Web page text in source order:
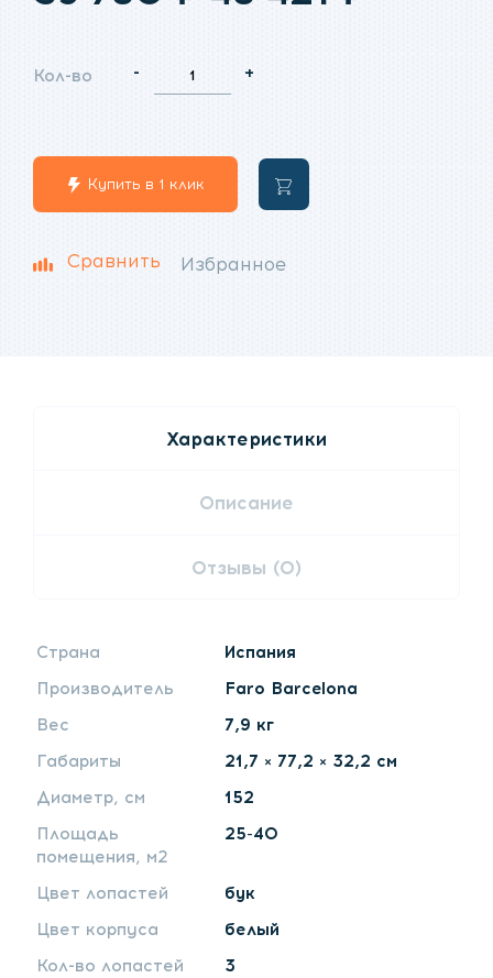
Характеристики
Описание
Отзывы (0)
Страна
Испания
Производитель
Faro Barcelona
Вес
7,9 кг
Габариты
21,7 × 77,2 × 32,2 см
Диаметр, см
152
Площадь
помещения, м2
25-40
Цвет лопастей
бук
Цвет корпуса
белый
Кол-во лопастей
3
составляла
59
780
₽.
Кол-во - +
Купить в 1 клик
В
корзину
Сравнить Избранное